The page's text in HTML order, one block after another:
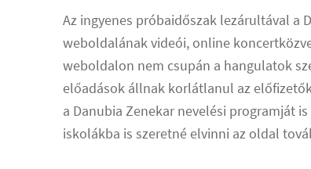
Az ingyenes próbaidőszak lezárultával a
weboldalának videói, online
weboldalon nem csupán a hangulatok
előadások állnak korlátlanul az
a Danubia Zenekar nevelési programját
iskolákba is szeretné elvinni az oldal